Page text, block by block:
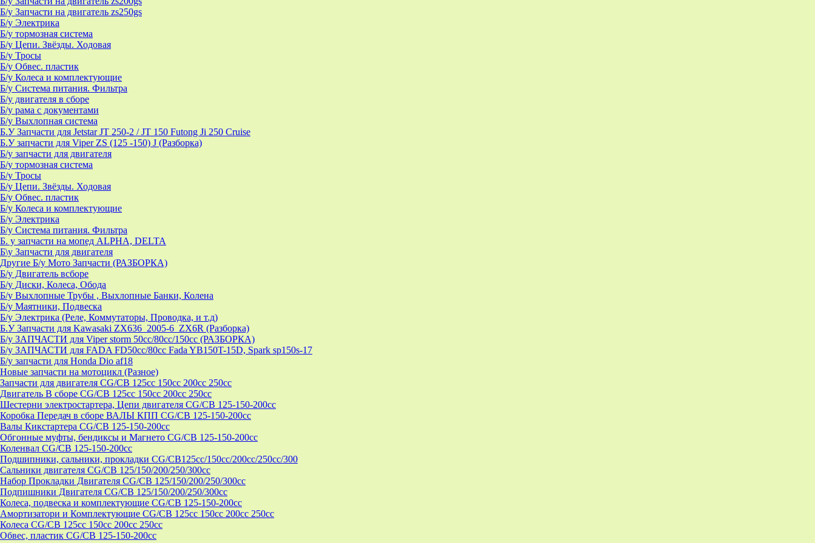
Б/у Запчасти на двигатель zs250gs
Б/у Электрика
Б/у тормозная система
Б/у Цепи. Звёзды. Ходовая
Б/у Тросы
Б/у Обвес. пластик
Б/у Колеса и комплектующие
Б/у Система питания. Фильтра
Б/у двигателя в сборе
Б/у рама с документами
Б/у Выхлопная система
Б.У Запчасти для Jetstar JT 250-2 / JT 150 Futong Ji 250 Cruise
Б.У запчасти для Viper ZS (125 -150) J (Разборка)
Б/у запчасти для двигателя
Б/у тормозная система
Б/у Тросы
Б/у Цепи. Звёзды. Ходовая
Б/у Обвес. пластик
Б/у Колеса и комплектующие
Б/у Электрика
Б/у Система питания. Фильтра
Б. у запчасти на мопед ALPHA, DELTA
Б\у Запчасти для двигателя
Другие Б/у Мото Запчасти (РАЗБОРКА)
Б/у Двигатель всборе
Б/у Диски, Колеса, Обода
Б/у Выхлопные Трубы , Выхлопные Банки, Колена
Б/у Маятники, Подвеска
Б/у Электрика (Реле, Коммутаторы, Проводка, и т.д)
Б.У Запчасти для Kawasaki ZX636_2005-6_ZX6R (Разборка)
Б/у ЗАПЧАСТИ для Viper storm 50cc/80cc/150cc (РАЗБОРКА)
Б/у ЗАПЧАСТИ для FADA FD50cc/80cc Fada YB150T-15D, Spark sp150s-17
Б/у запчасти для Honda Dio af18
Новые запчасти на мотоцикл (Разное)
Запчасти для двигателя CG/CB 125cc 150cc 200cc 250cc
Двигатель В сборе CG/CB 125cc 150cc 200cc 250cc
Шестерни электростартера, Цепи двигателя CG/CB 125-150-200cc
Коробка Передач в сборе ВАЛЫ КПП CG/CB 125-150-200cc
Валы Кикстартера CG/CB 125-150-200cc
Обгонные муфты, бендиксы и Магнето CG/CB 125-150-200cc
Коленвал CG/CB 125-150-200cc
Подшипники, сальники, прокладки CG/CB125сс/150cc/200cc/250cc/300
Сальники двигателя CG/CB 125/150/200/250/300cc
Набор Прокладки Двигателя CG/CB 125/150/200/250/300cc
Подпишники Двигателя CG/CB 125/150/200/250/300cc
Колеса, подвеска и комплектующие CG/CB 125-150-200cc
Амортизатори и Комплектующие CG/CB 125cc 150cc 200cc 250cc
Колеса CG/CB 125cc 150cc 200cc 250cc
Обвес, пластик CG/CB 125-150-200cc